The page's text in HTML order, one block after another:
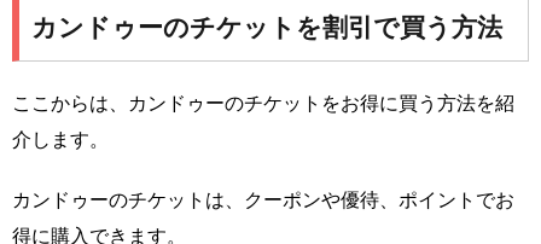
カンドゥーのチケットを割引で買う方法
ここからは、カンドゥーのチケットをお得に買う方法を紹
介します。
カンドゥーのチケットは、クーポンや優待、ポイントでお
得に購入できます。